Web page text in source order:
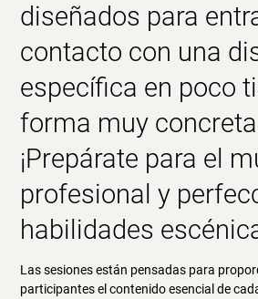
diseñados para
contacto con una
específica en poco
forma muy
¡Prepárate para el
profesional y
habilidades
Las sesiones están pensadas para
participantes el contenido esencial de